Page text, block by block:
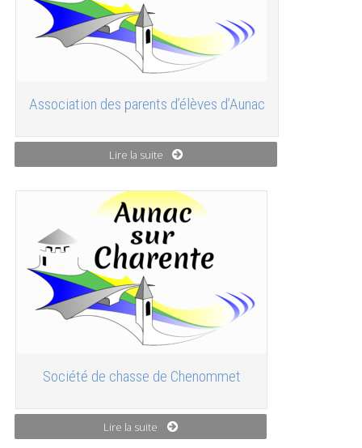
Association des parents d’élèves d’Aunac
Lire la suite
Société de chasse de Chenommet
Lire la suite